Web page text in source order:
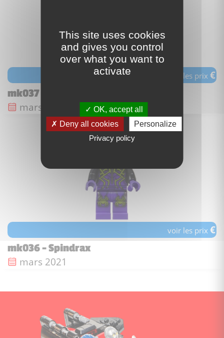
voir les prix €
mk037 - Rui
Date de sortie :
mars 2021
voir les prix€
mk036 - Spindrax
Date de sortie :
mars 2021
This site uses cookies
and gives you control
over what you want to
activate
OK, accept all
Deny all cookies
Personalize
Privacy policy